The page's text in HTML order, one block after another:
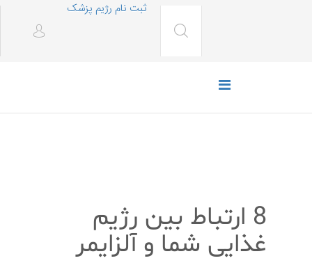
ثبت نام رژیم پزشک
8 ارتباط بین رژیم
غذایی شما و آلزایمر